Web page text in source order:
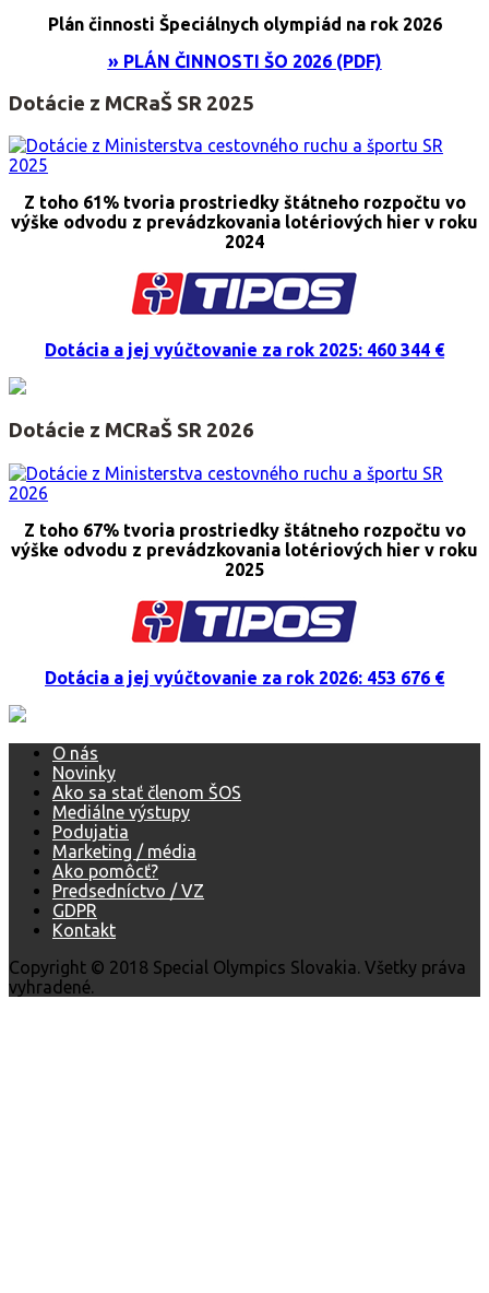
Plán činnosti Špeciálnych olympiád na rok 2026
» PLÁN ČINNOSTI ŠO 2026 (PDF)
Dotácie z MCRaŠ SR 2025
Z toho 61% tvoria prostriedky štátneho rozpočtu vo
výške odvodu z prevádzkovania lotériových hier v roku
2024
Dotácia a jej vyúčtovanie za rok 2025: 460 344 €
Dotácie z MCRaŠ SR 2026
Z toho 67% tvoria prostriedky štátneho rozpočtu vo
výške odvodu z prevádzkovania lotériových hier v roku
2025
Dotácia a jej vyúčtovanie za rok 2026: 453 676 €
O nás
Novinky
Ako sa stať členom ŠOS
Mediálne výstupy
Podujatia
Marketing / média
Ako pomôcť?
Predsedníctvo / VZ
GDPR
Kontakt
Copyright © 2018 Special Olympics Slovakia. Všetky práva
vyhradené.